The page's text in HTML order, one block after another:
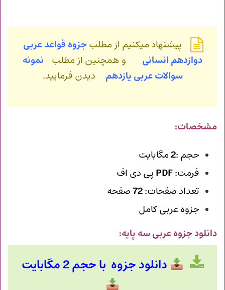
پیشنهاد میکنیم از مطلبجزوه قواعد عربی
دوازدهم انسانی و همچنین از مطلب
نمونه
سوالات عربی یازدهم دیدن فرمایید.
مشخصات:
حجم :2مگابایت
فرمت:PDF پی دی اف
تعداد صفحات:72صفحه
جزوه عربی کامل
دانلود جزوه عربی سه پایه:
دانلود جزوه با حجم 2 مگابایت